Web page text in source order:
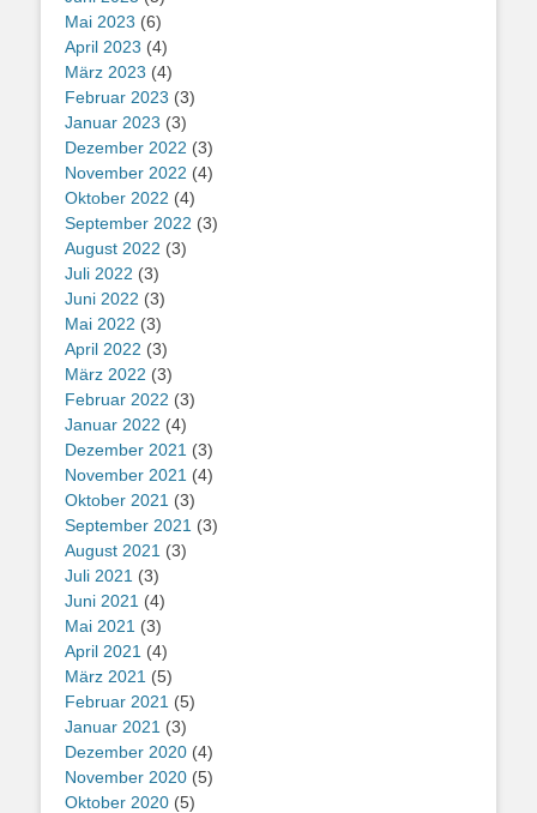
Mai 2023 (6)
April 2023 (4)
März 2023 (4)
Februar 2023 (3)
Januar 2023 (3)
Dezember 2022 (3)
November 2022 (4)
Oktober 2022 (4)
September 2022 (3)
August 2022 (3)
Juli 2022 (3)
Juni 2022 (3)
Mai 2022 (3)
April 2022 (3)
März 2022 (3)
Februar 2022 (3)
Januar 2022 (4)
Dezember 2021 (3)
November 2021 (4)
Oktober 2021 (3)
September 2021 (3)
August 2021 (3)
Juli 2021 (3)
Juni 2021 (4)
Mai 2021 (3)
April 2021 (4)
März 2021 (5)
Februar 2021 (5)
Januar 2021 (3)
Dezember 2020 (4)
November 2020 (5)
Oktober 2020 (5)